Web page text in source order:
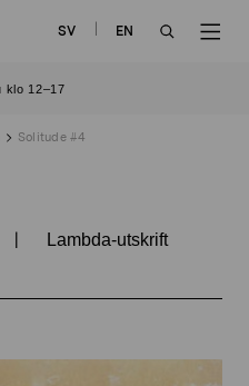
SV
EN
klo 12–17
Solitude #4
|
Lambda-utskrift